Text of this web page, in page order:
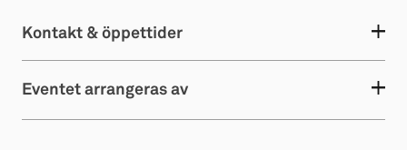
Kontakt & öppettider
Eventet arrangeras av